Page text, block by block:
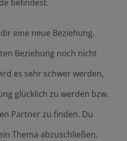
befindest.
eine neue Beziehung.
Beziehung noch nicht
es sehr schwer werden,
glücklich zu werden bzw.
Partner zu finden. Du
Thema abzuschließen,